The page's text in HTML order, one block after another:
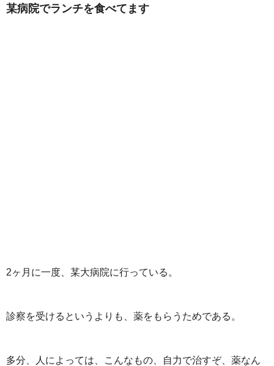
某病院でランチを食べてます
2ヶ月に一度、某大病院に行っている。
診察を受けるというよりも、薬をもらうためである。
多分、人によっては、こんなもの、自力で治すぞ、薬なん